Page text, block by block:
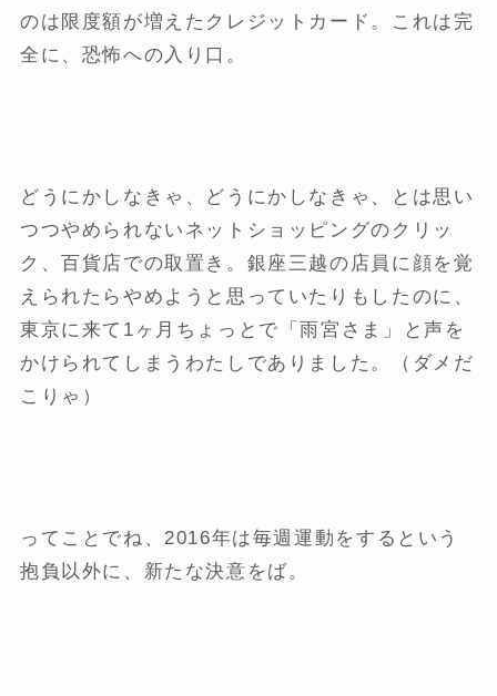
のは限度額が増えたクレジットカード。これは完
全に、恐怖への入り口。
どうにかしなきゃ、どうにかしなきゃ、とは思い
つつやめられないネットショッピングのクリッ
ク、百貨店での取置き。銀座三越の店員に顔を覚
えられたらやめようと思っていたりもしたのに、
東京に来て1ヶ月ちょっとで「雨宮さま」と声を
かけられてしまうわたしでありました。（ダメだ
こりゃ）
ってことでね、2016年は毎週運動をするという
抱負以外に、新たな決意をば。